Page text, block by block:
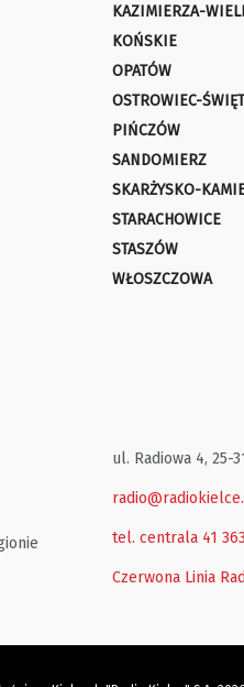
KAZIMIERZA-
KOŃSKIE
OPATÓW
OSTROWIEC-
PIŃCZÓW
SANDOMIERZ
SKARŻYSKO-
STARACHOWICE
STASZÓW
WŁOSZCZOWA
ul. Radiowa 4, 25-
tel. centrala 41
Czerwona Linia